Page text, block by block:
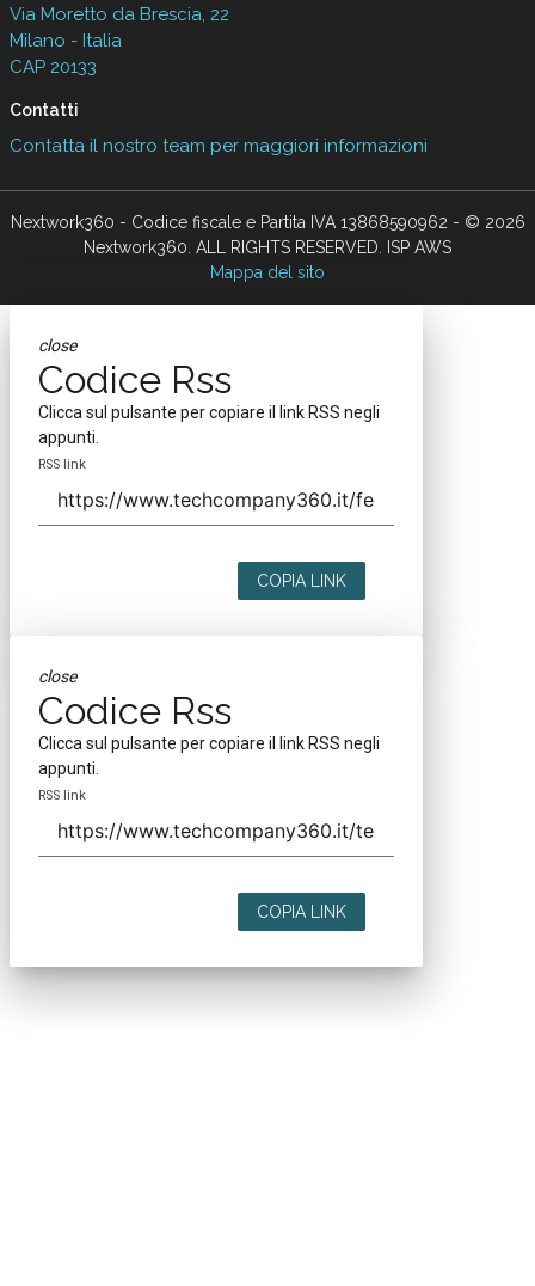
Via Moretto da Brescia, 22
Milano - Italia
CAP 20133
Contatti
Contatta il nostro team per maggiori informazioni
Nextwork360 - Codice fiscale e Partita IVA 13868590962 - © 2026
Nextwork360. ALL RIGHTS RESERVED. ISP AWS
Mappa del sito
close
Codice Rss
Clicca sul pulsante per copiare il link RSS negli
appunti.
RSS link
COPIA LINK
close
Codice Rss
Clicca sul pulsante per copiare il link RSS negli
appunti.
RSS link
COPIA LINK